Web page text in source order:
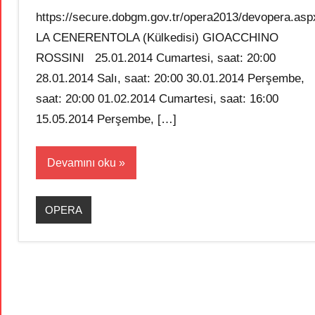
https://secure.dobgm.gov.tr/opera2013/
LA CENERENTOLA (Külkedisi) GIOACCHINO
ROSSINI 25.01.2014 Cumartesi, saat: 20:00
28.01.2014 Salı, saat: 20:00 30.01.2014 Perşembe,
saat: 20:00 01.02.2014 Cumartesi, saat: 16:00
15.05.2014 Perşembe, […]
Devamını oku
OPERA